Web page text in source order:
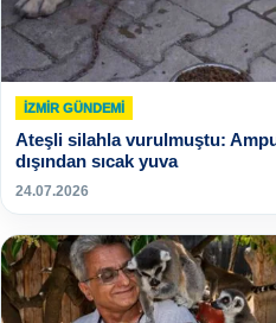
İZMIR GÜNDEMI
Ateşli silahla vurulmuştu:
dışından sıcak yuva
24.07.2026